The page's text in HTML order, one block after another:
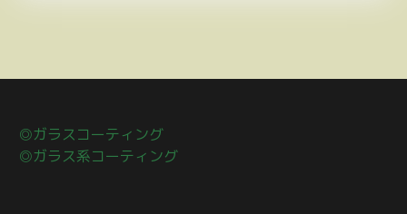
◎ガラスコーティング
◎ガラス系コーティング